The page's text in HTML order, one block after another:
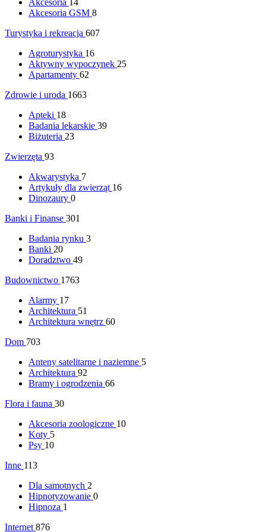
Akcesoria
14
Akcesoria GSM 8
Turystyka i rekreacja 607
Agroturystyka 16
Aktywny wypoczynek 25
Apartamenty 62
Zdrowie i uroda 1663
Apteki 18
Badania lekarskie 39
Biżuteria 23
Zwierzęta 93
Akwarystyka 7
Artykuły dla zwierząt 16
Dinozaury 0
Banki i Finanse 301
Badania rynku 3
Banki 20
Doradztwo 49
Budownictwo 1763
Alarmy 17
Architektura 51
Architektura wnętrz 60
Dom 703
Anteny satelitarne i naziemne 5
Architektura 92
Bramy i ogrodzenia 66
Flora i fauna 30
Akcesoria zoologiczne 10
Koty 5
Psy 10
Inne 113
Dla samotnych 2
Hipnotyzowanie 0
Hipnoza 1
Internet 876